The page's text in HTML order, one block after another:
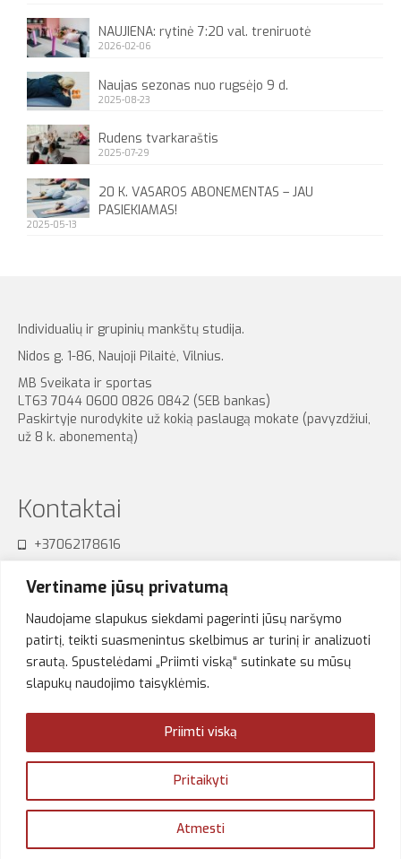
Vertiname jūsų privatumą
Naudojame slapukus siekdami pagerinti jūsų naršymo
patirtį, teikti suasmenintus skelbimus ar turinį ir analizuoti
srautą. Spustelėdami „Priimti viską“ sutinkate su mūsų
slapukų naudojimo taisyklėmis.
Pritaikyti
Atmesti
Priimti viską
NAUJIENA: rytinė 7:20 val. treniruotė
2026-02-06
Naujas sezonas nuo rugsėjo 9 d.
2025-08-23
Rudens tvarkaraštis
2025-07-29
20 K. VASAROS ABONEMENTAS – JAU
PASIEKIAMAS!
2025-05-13
Individualių ir grupinių mankštų studija.
Nidos g. 1-86, Naujoji Pilaitė, Vilnius.
MB Sveikata ir sportas
LT63 7044 0600 0826 0842 (SEB bankas)
Paskirtyje nurodykite už kokią paslaugą mokate (pavyzdžiui,
už 8 k. abonementą)
Kontaktai
+37062178616
Akimirkos